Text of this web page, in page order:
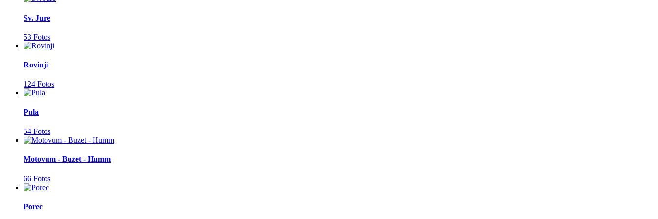
Sv. Jure
53 Fotos
Rovinji
124 Fotos
Pula
54 Fotos
Motovum - Buzet - Humm
66 Fotos
Porec